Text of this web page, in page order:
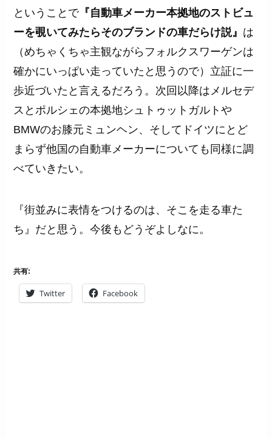
ということで『自動車メーカー本拠地のストビュ
ーを覗いてみたらそのブランドの車だらけ説』 は
（めちゃくちゃ主観ながらフォルクスワーゲンは
確かにいっぱい走っていたと思うので）立証に一
歩近づいたと言えるだろう。次回以降はメルセデ
スとポルシェの本拠地シュトゥットガルトや
BMWのお膝元ミュンヘン、そしてドイツにとど
まらず他国の自動車メーカーについても同様に調
べていきたい。
『街並みに表情をつけるのは、そこを走る車た
ち』だと思う。今後もどうぞよしなに。
共有:
Twitter Facebook